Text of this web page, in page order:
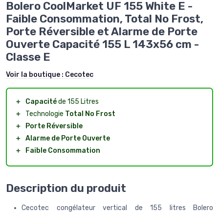
Bolero CoolMarket UF 155 White E -
Faible Consommation, Total No Frost,
Porte Réversible et Alarme de Porte
Ouverte Capacité 155 L 143x56 cm -
Classe E
Voir la boutique : Cecotec
＋ Capacitéde 155 Litres
＋
Technologie Total No Frost
＋
Porte Réversible
＋ Alarme de Porte Ouverte
＋
Faible Consommation
Description du produit
Cecotec congélateur vertical de 155 litres Bolero